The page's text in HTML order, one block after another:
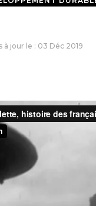
à jour le : 03 Déc 2019